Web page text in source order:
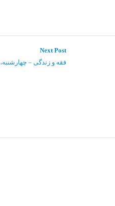
Next Post
Next
post:
فقه و زندگی – چهارشنبه، ۲۸ خرداد ۱۳۹۹